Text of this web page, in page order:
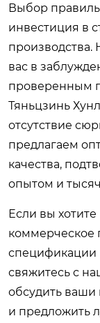
Выбор
инвестиция в
производства.
вас в
проверенным
Тяньцзинь
отсутствие
предлагаем
качества,
опытом и
Если вы
коммерческое
спецификации
свяжитесь с
обсудить ваши
и предложить